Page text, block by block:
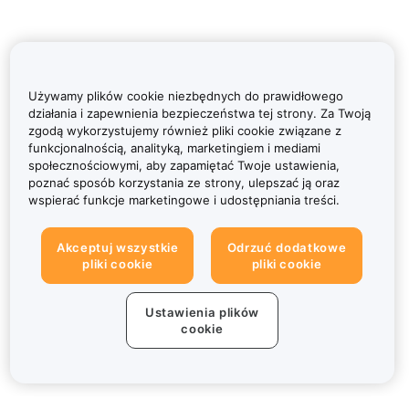
Używamy plików cookie niezbędnych do prawidłowego
działania i zapewnienia bezpieczeństwa tej strony. Za Twoją
zgodą wykorzystujemy również pliki cookie związane z
funkcjonalnością, analityką, marketingiem i mediami
społecznościowymi, aby zapamiętać Twoje ustawienia,
poznać sposób korzystania ze strony, ulepszać ją oraz
wspierać funkcje marketingowe i udostępniania treści.
Akceptuj wszystkie
pliki cookie
Odrzuć dodatkowe
pliki cookie
Ustawienia plików
cookie